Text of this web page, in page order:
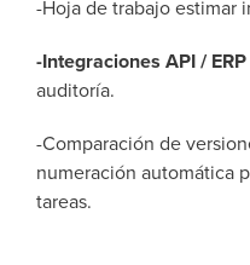
-Hoja de trabajo estimar
-Integraciones API /
auditoría.
-Comparación de
numeración automática
tareas.